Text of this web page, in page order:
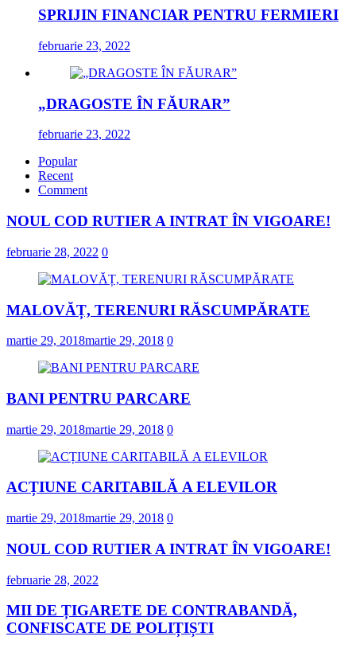
SPRIJIN FINANCIAR PENTRU FERMIERI
februarie 23, 2022
„DRAGOSTE ÎN FĂURAR”
februarie 23, 2022
Popular
Recent
Comment
NOUL COD RUTIER A INTRAT ÎN VIGOARE!
februarie 28, 2022 0
MALOVĂȚ, TERENURI RĂSCUMPĂRATE
martie 29, 2018martie 29, 2018 0
BANI PENTRU PARCARE
martie 29, 2018martie 29, 2018 0
ACȚIUNE CARITABILĂ A ELEVILOR
martie 29, 2018martie 29, 2018 0
NOUL COD RUTIER A INTRAT ÎN VIGOARE!
februarie 28, 2022
MII DE ȚIGARETE DE CONTRABANDĂ,
CONFISCATE DE POLIȚIȘTI